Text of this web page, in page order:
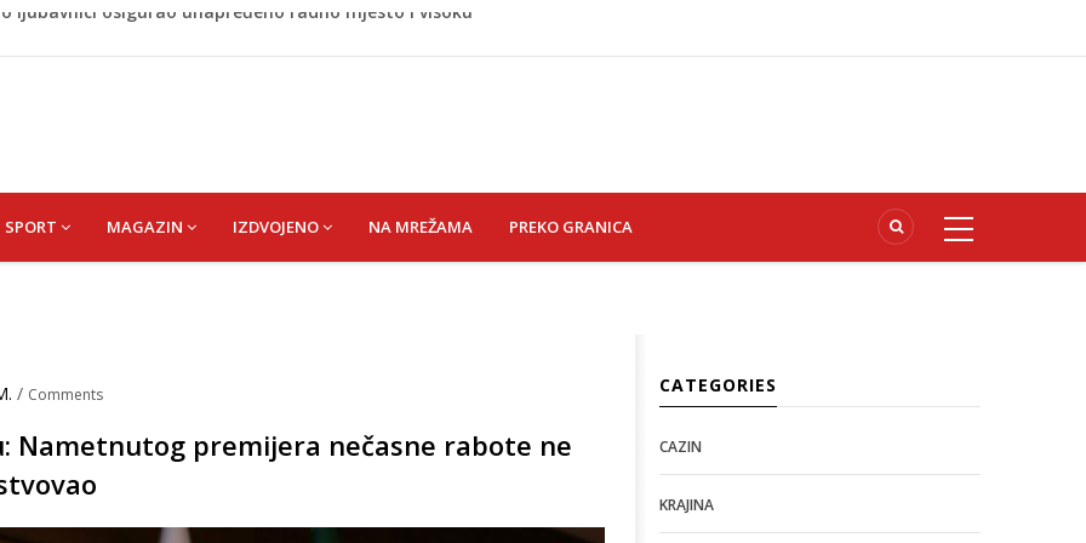
Alija Izetbegović, lider koji nije odstupao od svojih
njegova reakcija je hit (VIDEO)
ljubavnici osigurao unapređeno radno mjesto i visoku
SPORT MAGAZIN IZDVOJENO NA MREŽAMA PREKO GRANICA
/ Comments
Nametnutog premijera nečasne rabote ne
CATEGORIES
CAZIN
KRAJINA